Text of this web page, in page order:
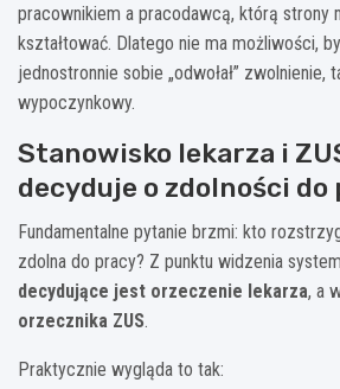
pracownikiem a pracodawcą, którą strony
kształtować. Dlatego nie ma możliwości,
jednostronnie sobie „odwołał” zwolnienie,
wypoczynkowy.
Stanowisko lekarza i
decyduje o zdolności do
Fundamentalne pytanie brzmi: kto
zdolna do pracy? Z punktu widzenia
decydujące jest orzeczenie lekarza, a
orzecznika ZUS.
Praktycznie wygląda to tak: